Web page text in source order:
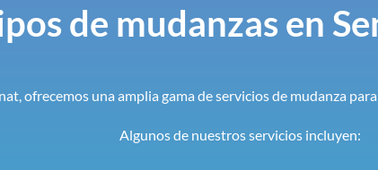
de mudanzas en
ofrecemos una amplia gama de servicios de mudanza
Algunos de nuestros servicios incluyen: